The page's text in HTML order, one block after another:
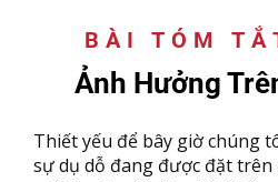
BÀI TÓM
Ảnh Hưởng
Thiết yếu để bây giờ chúng
sự dụ dỗ đang được đặt trên